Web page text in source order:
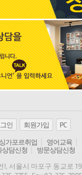
인 회원가입 PC
싱가포르취업 영어교육
상담신청
방문상담신청
!, 서울시 마포구 동교로